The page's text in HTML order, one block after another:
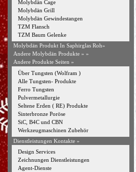
Molybdän Cage
Molybdän Grill
Molybdän Gewindestangen
TZM Flansch
TZM Baum Gelenke
Molybdän Produkt In Saphirglas Roh»
Andere Molybdän Produkte » »
Andere Produkte Seiten »
Über Tungsten (Wolfram )
Alle Tungsten- Produkte
Ferro Tungsten
Pulvermetallurgie
Seltene Erden ( RE) Produkte
Sinterbronze Poröse
SiC, B4C und CBN
Werkzeugmaschinen Zubehör
Dienstleistungen Kontakte »
Design Services
Zeichnungen Dienstleistungen
Agent-Dienste